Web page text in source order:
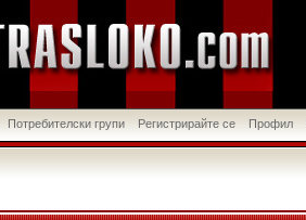
Потребителски групи Регистрирайте се Профил